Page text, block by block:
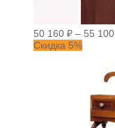
50 160 ₽ – 55 100
Скидка 5%